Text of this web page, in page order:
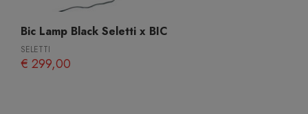
Bic Lamp Black Seletti x BIC
SELETTI
€ 299,00